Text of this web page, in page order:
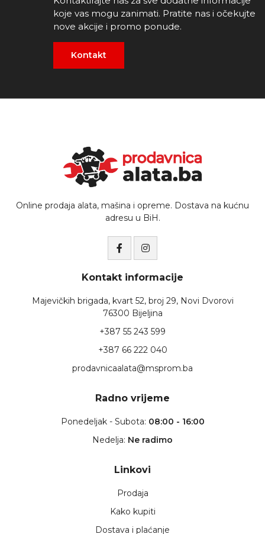
koje vas mogu zanimati. Pratite nas i očekujte
nove akcije i promo ponude.
Kontakt
Online prodaja alata, mašina i opreme. Dostava na kućnu
adresu u BiH.
Kontakt informacije
Majevičkih brigada, kvart 52, broj 29, Novi Dvorovi
76300 Bijeljina
+387 55 243 599
+387 66 222 040
prodavnicaalata@msprom.ba
Radno vrijeme
Ponedeljak - Subota: 08:00 - 16:00
Nedelja: Ne radimo
Linkovi
Prodaja
Kako kupiti
Dostava i plaćanje